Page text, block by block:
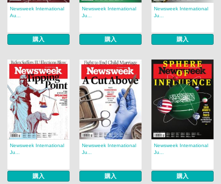
Newsweek International
Au...
購入
Newsweek International
Ju...
購入
Newsweek International
Ju...
購入
Newsweek International
Ju...
購入
Newsweek International
Ju...
購入
Newsweek International
Ju...
購入